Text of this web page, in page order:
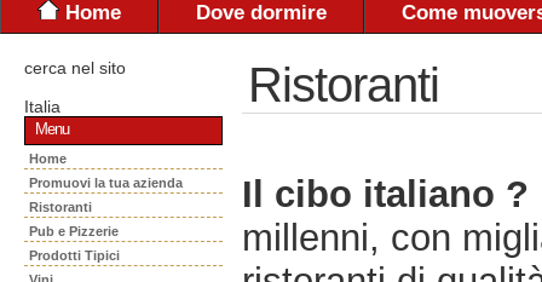
Home Dove dormire Come
cerca nel sito
Italia
Menu
Home
Promuovi la tua azienda
Ristoranti
Pub e Pizzerie
Prodotti Tipici
Ristoranti
Il cibo italiano ?
millenni, con